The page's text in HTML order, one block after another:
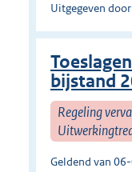
Uitgegeven
bijstand
Regeling
Geldend van